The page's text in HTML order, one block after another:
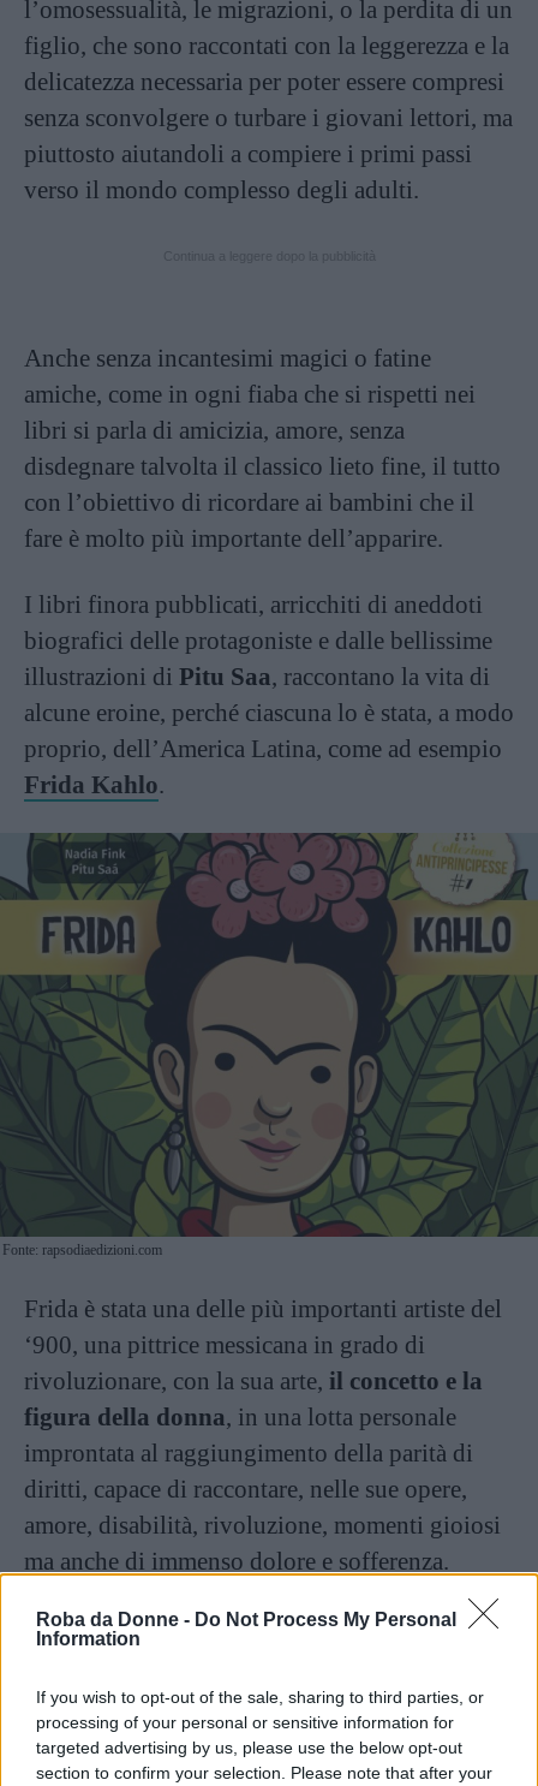
Roba da Donne - Do Not Process My Personal
Information
If you wish to opt-out of the sale, sharing to third parties, or
processing of your personal or sensitive information for
targeted advertising by us, please use the below opt-out
section to confirm your selection. Please note that after your
l’omosessualità, le migrazioni, o la perdita di un
figlio, che sono raccontati con la leggerezza e la
delicatezza necessaria per poter essere compresi
senza sconvolgere o turbare i giovani lettori, ma
piuttosto aiutandoli a compiere i primi passi
verso il mondo complesso degli adulti.
Anche senza incantesimi magici o fatine
amiche, come in ogni fiaba che si rispetti nei
libri si parla di amicizia, amore, senza
disdegnare talvolta il classico lieto fine, il tutto
con l’obiettivo di ricordare ai bambini che il
fare è molto più importante dell’apparire.
I libri finora pubblicati, arricchiti di aneddoti
biografici delle protagoniste e dalle bellissime
illustrazioni di Pitu Saa, raccontano la vita di
alcune eroine, perché ciascuna lo è stata, a modo
proprio, dell’America Latina, come ad esempio
Frida Kahlo.
Fonte: rapsodiaedizioni.com
Frida è stata una delle più importanti artiste del
‘900, una pittrice messicana in grado di
rivoluzionare, con la sua arte, il concetto e la
figura della donna, in una lotta personale
improntata al raggiungimento della parità di
diritti, capace di raccontare, nelle sue opere,
amore, disabilità, rivoluzione, momenti gioiosi
ma anche di immenso dolore e sofferenza.
Continua a leggere dopo la pubblicità
Un’altra delle protagoniste della collana è
Violeta Parra , cantante e antropologa cilena,